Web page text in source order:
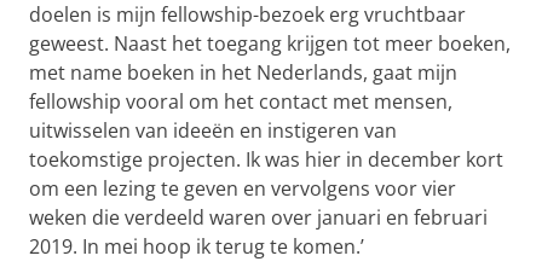
doelen is mijn fellowship-bezoek erg vruchtbaar
geweest. Naast het toegang krijgen tot meer boeken,
met name boeken in het Nederlands, gaat mijn
fellowship vooral om het contact met mensen,
uitwisselen van ideeën en instigeren van
toekomstige projecten. Ik was hier in december kort
om een lezing te geven en vervolgens voor vier
weken die verdeeld waren over januari en februari
2019. In mei hoop ik terug te komen.’